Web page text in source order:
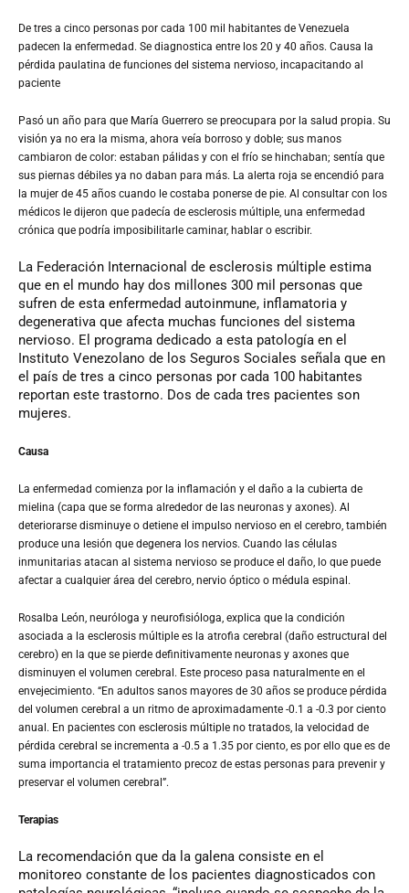
De tres a cinco personas por cada 100 mil habitantes de Venezuela
padecen la enfermedad. Se diagnostica entre los 20 y 40 años. Causa la
pérdida paulatina de funciones del sistema nervioso, incapacitando al
paciente
Pasó un año para que María Guerrero se preocupara por la salud propia. Su
visión ya no era la misma, ahora veía borroso y doble; sus manos
cambiaron de color: estaban pálidas y con el frío se hinchaban; sentía que
sus piernas débiles ya no daban para más. La alerta roja se encendió para
la mujer de 45 años cuando le costaba ponerse de pie. Al consultar con los
médicos le dijeron que padecía de esclerosis múltiple, una enfermedad
crónica que podría imposibilitarle caminar, hablar o escribir.
La Federación Internacional de esclerosis múltiple estima
que en el mundo hay dos millones 300 mil personas que
sufren de esta enfermedad autoinmune, inflamatoria y
degenerativa que afecta muchas funciones del sistema
nervioso. El programa dedicado a esta patología en el
Instituto Venezolano de los Seguros Sociales señala que en
el país de tres a cinco personas por cada 100 habitantes
reportan este trastorno. Dos de cada tres pacientes son
mujeres.
Causa
La enfermedad comienza por la inflamación y el daño a la cubierta de
mielina (capa que se forma alrededor de las neuronas y axones). Al
deteriorarse disminuye o detiene el impulso nervioso en el cerebro, también
produce una lesión que degenera los nervios. Cuando las células
inmunitarias atacan al sistema nervioso se produce el daño, lo que puede
afectar a cualquier área del cerebro, nervio óptico o médula espinal.
Rosalba León, neuróloga y neurofisióloga, explica que la condición
asociada a la esclerosis múltiple es la atrofia cerebral (daño estructural del
cerebro) en la que se pierde definitivamente neuronas y axones que
disminuyen el volumen cerebral. Este proceso pasa naturalmente en el
envejecimiento. “En adultos sanos mayores de 30 años se produce pérdida
del volumen cerebral a un ritmo de aproximadamente -0.1 a -0.3 por ciento
anual. En pacientes con esclerosis múltiple no tratados, la velocidad de
pérdida cerebral se incrementa a -0.5 a 1.35 por ciento, es por ello que es de
suma importancia el tratamiento precoz de estas personas para prevenir y
preservar el volumen cerebral”.
Terapias
La recomendación que da la galena consiste en el
monitoreo constante de los pacientes diagnosticados con